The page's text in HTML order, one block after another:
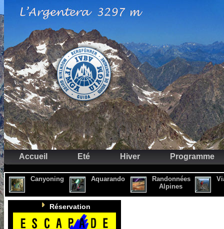
Accueil Eté Hiver Programme
Canyoning Aquarando
Randonnées
Alpines
Réservation